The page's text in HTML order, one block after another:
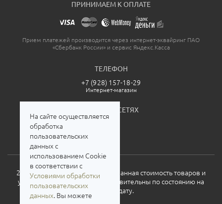
ПРИНИМАЕМ К ОПЛАТЕ
Прием платежей производится через интернет-эквайринг ПАО
«Сбербанк России» и сервис Яндекс.Касса
ТЕЛЕФОН
+7 (928) 157-18-29
Интернет-магазин
МЫ В СОЦСЕТЯХ
2026. Все права защищены. Указанная стоимость товаров и
условия их приобретения действительны по состоянию на
текущую дату.
На сайте осуществляется
обработка
пользовательских
данных с
использованием Cookie
в соответствии с
Условиями обработки
пользовательских
данных. Вы можете